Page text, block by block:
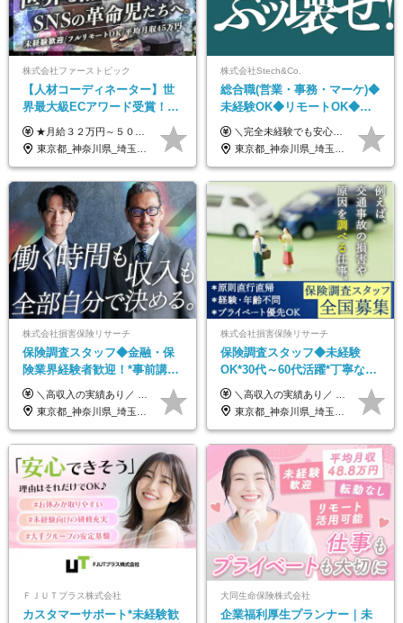
株式会社ファーストピック
【人材コーディネーター】世
界最大級ECアワード受賞！フ
ルリモート／未経験◎／月給
３２万円～／年休１３０日以
上／
★月給３２万円～５０万円＋インセンティブ賞与＋決算賞与★ （30時間の固定残業代、一律月54,750円を含む。超過分は支給） ※経験・スキルを考慮の上、決定 ※昇給：随時あり 【インセンティブについて】 自社サービスを提案し、サービス化した場合、一部の利益をインセンティブとして還元します。 試用期間中（6か月間）は、下記の給与となります。 【一都三県、大阪、名古屋、福岡の方】 月給２４万円～＋役職手当＋インセンティブ賞与 【一都三県以外の関東圏、九州、東北、北海道、その他地域の方】 月給２０万円～＋役職手当＋インセンティブ賞与 ※試用期間6ヶ月 ※試用期間中の待遇・福利厚生に差異はなし
東京都_神奈川県_埼玉県_千葉県_大阪府_愛知県_北海道_青森県_岩手県_宮城県_秋田県_山形県_福島県_茨城県_栃木県_群馬県_静岡県_岐阜県_三重県_兵庫県_京都府_滋賀県_奈良県_和歌山県_広島県_岡山県_鳥取県_島根県_山口県_福岡県_熊本県_佐賀県_長崎県_大分県_宮崎県_鹿児島県
株式会社Stech&Co.
総合職(営業・事務・マーケ)◆
未経験OK◆リモートOK◆学
歴不問◆20代活躍中！
＼完全未経験でも安心して年収UP可能です！／ -------------- 【1】営業 月給25万円～80万円＋賞与 【2】事務 月給21万円～50万円＋賞与 【3】マーケ 月給25万円～80万円＋賞与 ※試用期間3ヶ月間の待遇に変動はありません。 ※みなし残業代(月20時間分29,725円～)を含む。（※超過分は追加支給）
東京都_神奈川県_埼玉県_千葉県_大阪府_愛知県_北海道_青森県_岩手県_宮城県_秋田県_山形県_福島県_茨城県_栃木県_群馬県_新潟県_山梨県_長野県_富山県_石川県_福井県_静岡県_岐阜県_三重県_兵庫県_京都府_滋賀県_奈良県_和歌山県_広島県_岡山県_鳥取県_島根県_山口県_徳島県_香川県_愛媛県_高知県_福岡県_熊本県_佐賀県_長崎県_大分県_宮崎県_鹿児島県_沖縄県
株式会社損害保険リサーチ
保険調査スタッフ◆金融・保
険業界経験者歓迎！*事前講習
あり*30代～60代活躍*調査は
原則直行直帰*高収入可
＼高収入の実績あり／ なかには年収1000万円を超える方もいらっしゃいます！ 【完全出来高報酬制】 ★仕事に慣れるまで収入をサポート 1か月目：報酬が通常の2倍 2か月目：報酬が通常の1.5倍 ※災害に関する業務については、収入サポートの対象外 ※試用期間はありません ＊＊＊業務報酬の例＊＊＊ ・事故原因調査（4箇所確認）…1万5000円～ ・有無責／不正請求疑義調査（自動車案件）…2万円～ ・医療調査（1箇所確認）…1万7000円～ ・書類取付（1箇所訪問）…3000円～ ※上記は目安になります ※実際の報酬は業務報酬に応じた個々のスキル・実績を加味したものになります
東京都_神奈川県_埼玉県_千葉県_大阪府_愛知県_北海道_青森県_岩手県_宮城県_秋田県_山形県_福島県_茨城県_栃木県_群馬県_新潟県_山梨県_長野県_富山県_石川県_福井県_静岡県_岐阜県_三重県_兵庫県_京都府_滋賀県_奈良県_和歌山県_広島県_岡山県_鳥取県_島根県_山口県_徳島県_香川県_愛媛県_高知県_福岡県_熊本県_佐賀県_長崎県_大分県_宮崎県_鹿児島県_沖縄県
株式会社損害保険リサーチ
保険調査スタッフ◆未経験
OK*30代～60代活躍*丁寧な講
習・サポートあり*原則直行直
帰／全国募集・業務委託
＼高収入の実績あり／ なかには年収1000万円を超えるスペシャリストもいらっしゃいます！ 【完全出来高報酬制】 ★仕事に慣れるまで収入をサポート 1か月目：報酬が通常の2倍 2か月目：報酬が通常の1.5倍 ※災害に関する業務については、収入サポートの対象外 ※試用期間はありません ＊＊＊業務報酬の例＊＊＊ ・事故原因調査（4箇所確認）…1万5000円～ ・有無責／不正請求疑義調査（自動車案件）…2万円～ ・医療調査（1箇所確認）…1万7000円～ ・書類取付（1箇所訪問）…3000円～ ※上記は目安になります ※実際の報酬は業務報酬に応じた個々のスキル・実績を加味したものになります
東京都_神奈川県_埼玉県_千葉県_大阪府_愛知県_北海道_青森県_岩手県_宮城県_秋田県_山形県_福島県_茨城県_栃木県_群馬県_新潟県_山梨県_長野県_富山県_石川県_福井県_静岡県_岐阜県_三重県_兵庫県_京都府_滋賀県_奈良県_和歌山県_広島県_岡山県_鳥取県_島根県_山口県_徳島県_香川県_愛媛県_高知県_福岡県_熊本県_佐賀県_長崎県_大分県_宮崎県_鹿児島県_沖縄県
ＦＪＵＴプラス株式会社
カスタマーサポート*未経験歓
大同生命保険株式会社
企業福利厚生プランナー｜未